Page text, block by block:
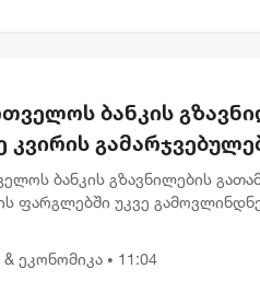
ბანკის
კვირის
ბანკის გზავნილების
ფარგლებში უკვე
& ეკონომიკა • 11:04